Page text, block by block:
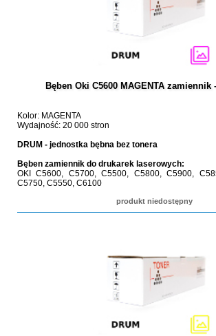
Bęben Oki C5600 MAGENTA zamiennik
Kolor: MAGENTA
Wydajność: 20 000 stron
DRUM - jednostka bębna bez tonera
Bęben zamiennik do drukarek laserowych:
OKI C5600, C5700, C5500, C5800, C5900,
C5750, C5550, C6100
produkt niedostępny